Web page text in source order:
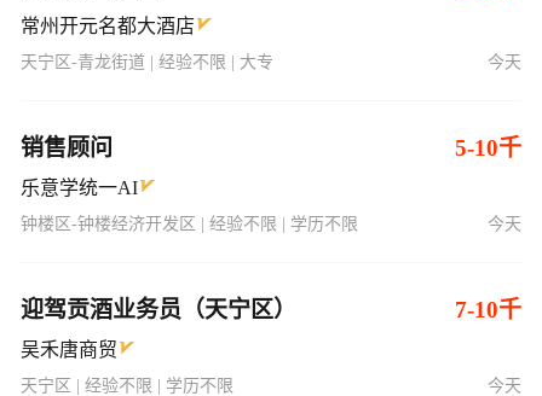
常州开元名都大酒店
天宁区-青龙街道 | 经验不限 | 大专 今天
销售顾问 5-10千
乐意学统一AI
钟楼区-钟楼经济开发区 | 经验不限 | 学历不限 今天
迎驾贡酒业务员（天宁区） 7-10千
吴禾唐商贸
天宁区 | 经验不限 | 学历不限 今天